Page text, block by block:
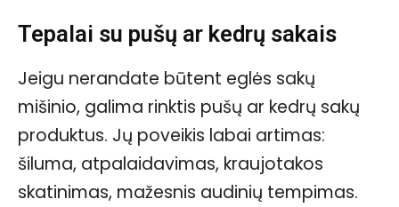
Tepalai su pušų ar kedrų sakais
Jeigu nerandate būtent eglės sakų
mišinio, galima rinktis pušų ar kedrų sakų
produktus. Jų poveikis labai artimas:
šiluma, atpalaidavimas, kraujotakos
skatinimas, mažesnis audinių tempimas.